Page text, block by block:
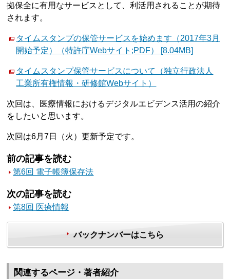
拠保全に有用なサービスとして、利活用されることが期待
されます。
タイムスタンプの保管サービスを始めます（2017年3月
開始予定）（特許庁Webサイト;PDF） [8.04MB]
タイムスタンプ保管サービスについて（独立行政法人
工業所有権情報・研修館Webサイト）
次回は、医療情報におけるデジタルエビデンス活用の紹介
をしたいと思います。
次回は6月7日（火）更新予定です。
前の記事を読む
第6回 電子帳簿保存法
次の記事を読む
第8回 医療情報
バックナンバーはこちら
関連するページ・著者紹介